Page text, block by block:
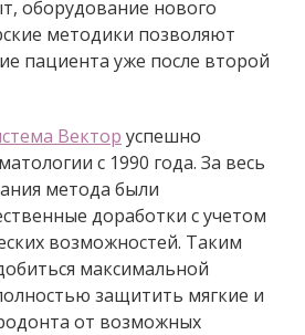
оборудование нового
методики позволяют
пациента уже после второй
Вектор успешно
с 1990 года. За весь
метода были
доработки с учетом
возможностей. Таким
максимальной
защитить мягкие и
от возможных